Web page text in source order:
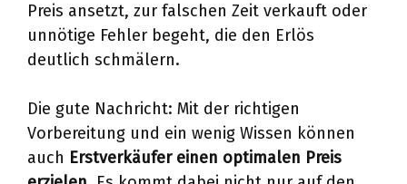
Preis ansetzt, zur falschen Zeit verkauft oder
unnötige Fehler begeht, die den Erlös
deutlich schmälern.
Die gute Nachricht: Mit der richtigen
Vorbereitung und ein wenig Wissen können
auch Erstverkäufer einen optimalen Preis